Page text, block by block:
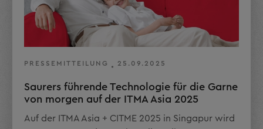
PRESSEMITTEILUNG 25.09.2025
Saurers führende Technologie für die Garne
von morgen auf der ITMA Asia 2025
Auf der ITMA Asia + CITME 2025 in Singapur wird